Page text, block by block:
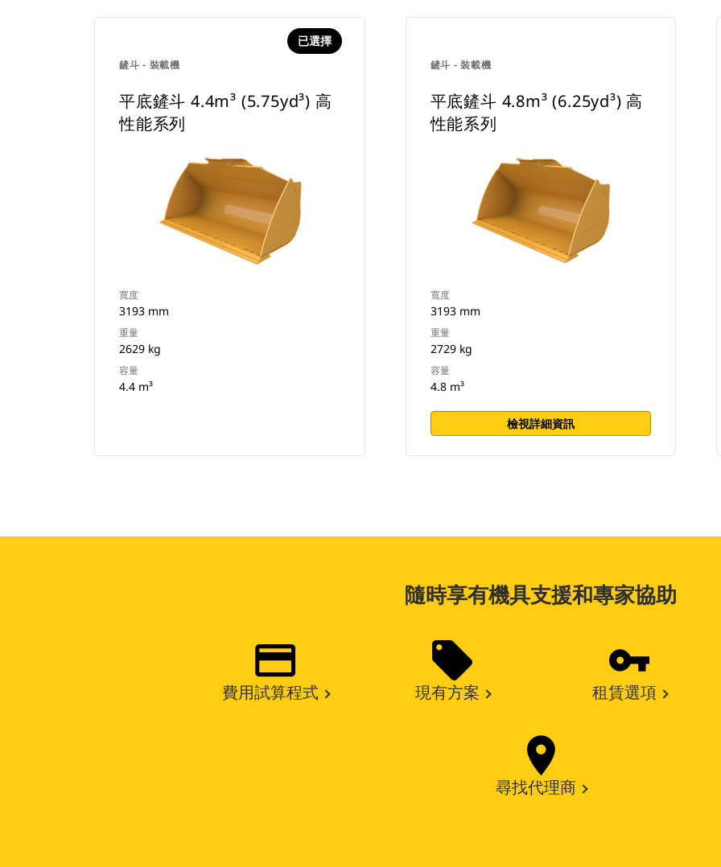
鏟斗 - 裝載機
已選擇
平底鏟斗 4.4m³ (5.75yd³) 高
性能系列
寬度
3193 mm
重量
2629 kg
容量
4.4 m³
鏟斗 - 裝載機
平底鏟斗 4.8m³ (6.25yd³) 高
性能系列
寬度
3193 mm
重量
2729 kg
容量
4.8 m³
檢視詳細資訊
隨時享有機具支援和專家協助
費用試算程式 現有方案 租賃選項
尋找代理商